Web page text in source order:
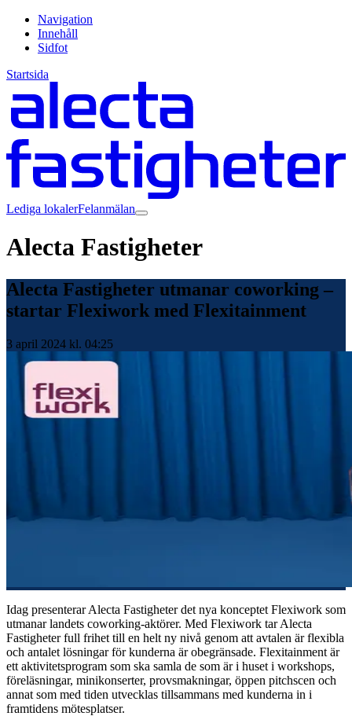
Navigation
Innehåll
Sidfot
Startsida
Lediga lokalerFelanmälan
Alecta Fastigheter
Alecta Fastigheter utmanar coworking –
startar Flexiwork med Flexitainment
3 april 2024 kl. 04:25
Idag presenterar Alecta Fastigheter det nya konceptet Flexiwork som
utmanar landets coworking-aktörer. Med Flexiwork tar Alecta
Fastigheter full frihet till en helt ny nivå genom att avtalen är flexibla
och antalet lösningar för kunderna är obegränsade. Flexitainment är
ett aktivitetsprogram som ska samla de som är i huset i workshops,
föreläsningar, minikonserter, provsmakningar, öppen pitchscen och
annat som med tiden utvecklas tillsammans med kunderna in i
framtidens mötesplatser.